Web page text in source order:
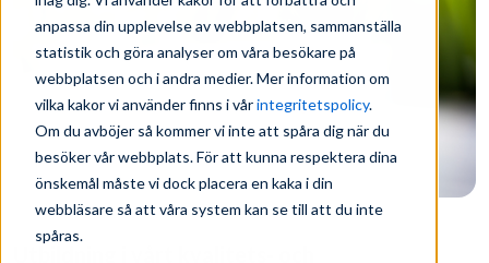
anpassa din upplevelse av webbplatsen, sammanställa
statistik och göra analyser om våra besökare på
webbplatsen och i andra medier. Mer information om
vilka kakor vi använder finns i vårintegritetspolicy.
Om du avböjer så kommer vi inte att spåra dig när du
besöker vår webbplats. För att kunna respektera dina
önskemål måste vi dock placera en kaka i din
webbläsare så att våra system kan se till att du inte
spåras.